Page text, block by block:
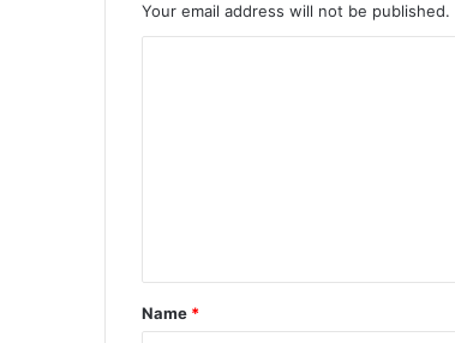
Your email address will not be published.
*
Name *